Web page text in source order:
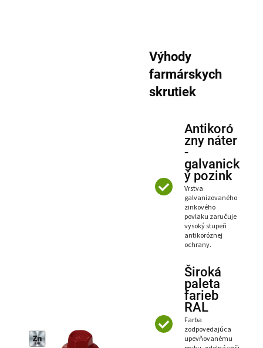
Výhody
farmárskych
skrutiek
Antikoró
zny náter
-
galvanick
ý pozink
Vrstva
galvanizovaného
zinkového
povlaku zaručuje
vysoký stupeň
antikoróznej
ochrany.
Široká
paleta
farieb
RAL
Farba
zodpovedajúca
upevňovanému